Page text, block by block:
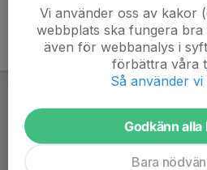
Vi använder oss av kakor
webbplats ska fungera bra
även för webbanalys i
förbättra våra
Så använder vi
Godkänn alla
Bara